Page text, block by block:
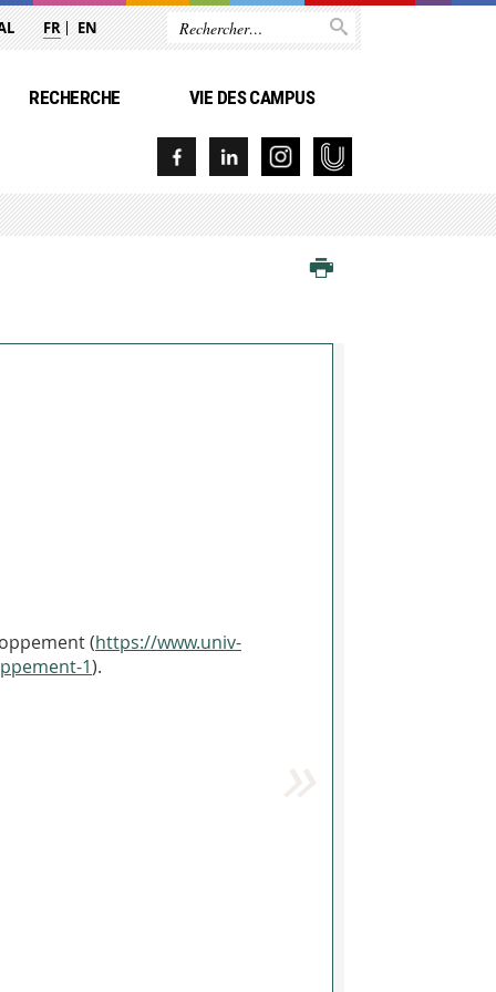
FR EN
RECHERCHE VIE DES CAMPUS
(https://www.univ-
1).